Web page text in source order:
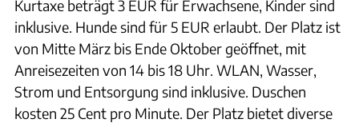
Kurtaxe beträgt 3 EUR für Erwachsene, Kinder sind
inklusive. Hunde sind für 5 EUR erlaubt. Der Platz ist
von Mitte März bis Ende Oktober geöffnet, mit
Anreisezeiten von 14 bis 18 Uhr. WLAN, Wasser,
Strom und Entsorgung sind inklusive. Duschen
kosten 25 Cent pro Minute. Der Platz bietet diverse